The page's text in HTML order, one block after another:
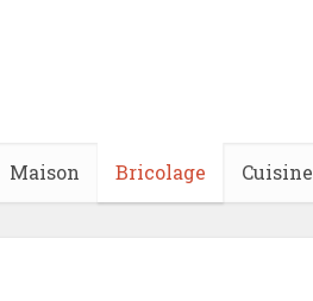
Maison Bricolage Cuisine